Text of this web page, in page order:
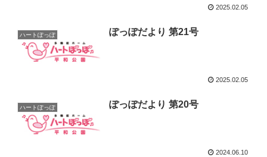
2025.02.05
ハートぽっぽ ぽっぽだより 第21号
2025.02.05
ハートぽっぽ ぽっぽだより 第20号
2024.06.10